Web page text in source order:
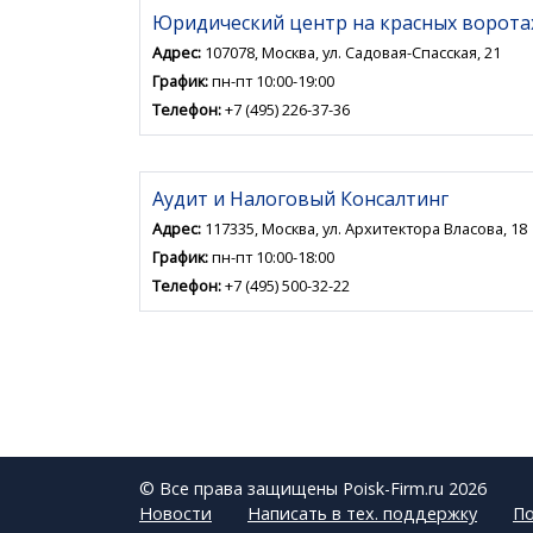
Юридический центр на красных
Адрес: 107078, Москва, ул. Садовая-Спасская, 21
График:пн-пт 10:00-19:00
Телефон:+7 (495) 226-37-36
Аудит и Налоговый Консалтинг
Адрес: 117335, Москва, ул. Архитектора Власова, 18
График:пн-пт 10:00-18:00
Телефон:+7 (495) 500-32-22
© Все права защищены Poisk-Firm.ru 2026
Новости
Написать в тех. поддержку